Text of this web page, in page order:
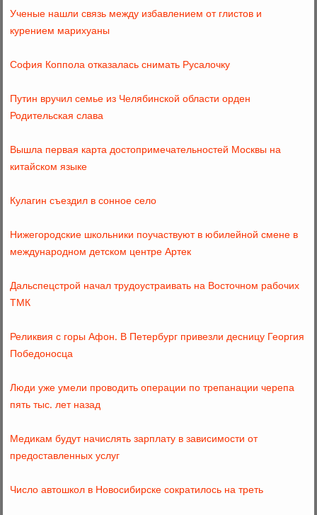
Ученые нашли связь между избавлением от глистов и
курением марихуаны
София Коппола отказалась снимать Русалочку
Путин вручил семье из Челябинской области орден
Родительская слава
Вышла первая карта достопримечательностей Москвы на
китайском языке
Кулагин съездил в сонное село
Нижегородские школьники поучаствуют в юбилейной смене в
международном детском центре Артек
Дальспецстрой начал трудоустраивать на Восточном рабочих
ТМК
Реликвия с горы Афон. В Петербург привезли десницу Георгия
Победоносца
Люди уже умели проводить операции по трепанации черепа
пять тыс. лет назад
Медикам будут начислять зарплату в зависимости от
предоставленных услуг
Число автошкол в Новосибирске сократилось на треть